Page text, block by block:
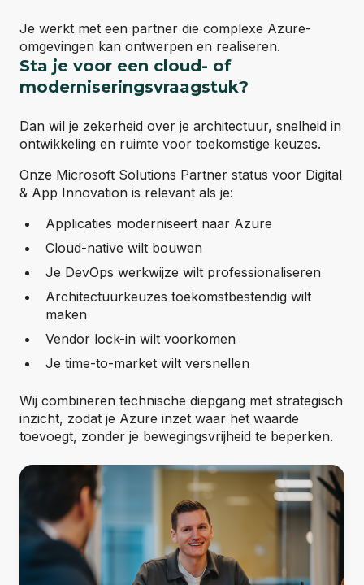
Je werkt met een partner die complexe Azure-
omgevingen kan ontwerpen en realiseren.
Sta je voor een cloud- of
moderniseringsvraagstuk?
Dan wil je zekerheid over je architectuur, snelheid in
ontwikkeling en ruimte voor toekomstige keuzes.
Onze Microsoft Solutions Partner status voor Digital
& App Innovation is relevant als je:
Applicaties moderniseert naar Azure
Cloud-native wilt bouwen
Je DevOps werkwijze wilt professionaliseren
Architectuurkeuzes toekomstbestendig wilt
maken
Vendor lock-in wilt voorkomen
Je time-to-market wilt versnellen
Wij combineren technische diepgang met strategisch
inzicht, zodat je Azure inzet waar het waarde
toevoegt, zonder je bewegingsvrijheid te beperken.